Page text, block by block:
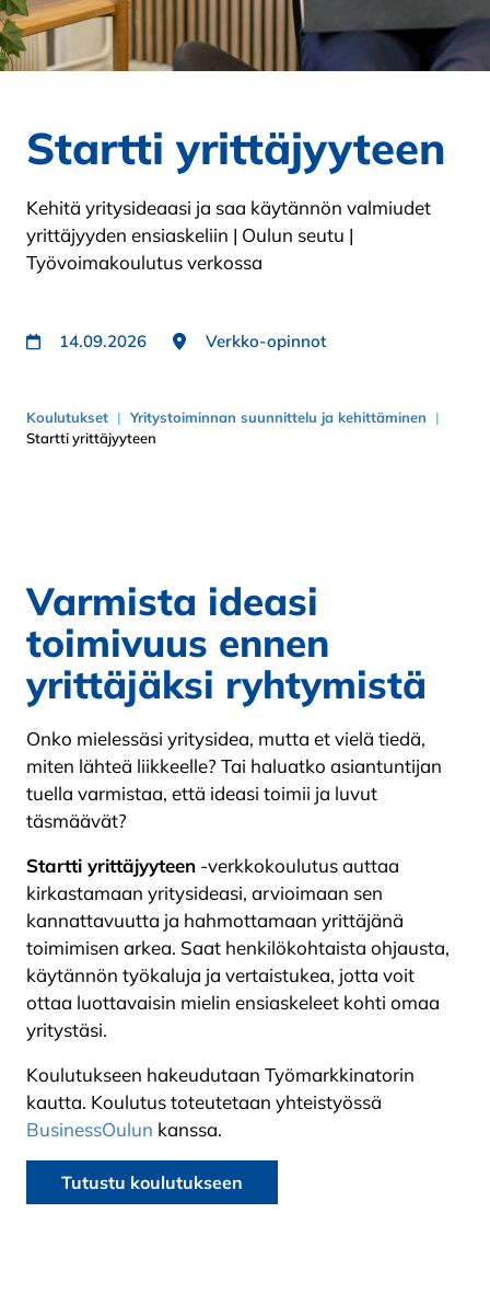
Startti yrittäjyyteen
Kehitä yritysideaasi ja saa käytännön valmiudet
yrittäjyyden ensiaskeliin | Oulun seutu |
Työvoimakoulutus verkossa
14.09.2026 Verkko-opinnot
Koulutukset
Yritystoiminnan suunnittelu ja kehittäminen
Startti yrittäjyyteen
Varmista ideasi
toimivuus ennen
yrittäjäksi ryhtymistä
Onko mielessäsi yritysidea, mutta et vielä tiedä,
miten lähteä liikkeelle? Tai haluatko asiantuntijan
tuella varmistaa, että ideasi toimii ja luvut
täsmäävät?
Startti yrittäjyyteen -verkkokoulutus auttaa
kirkastamaan yritysideasi, arvioimaan sen
kannattavuutta ja hahmottamaan yrittäjänä
toimimisen arkea. Saat henkilökohtaista ohjausta,
käytännön työkaluja ja vertaistukea, jotta voit
ottaa luottavaisin mielin ensiaskeleet kohti omaa
yritystäsi.
Koulutukseen hakeudutaan Työmarkkinatorin
kautta. Koulutus toteutetaan yhteistyössä
BusinessOulun kanssa.
Tutustu koulutukseen